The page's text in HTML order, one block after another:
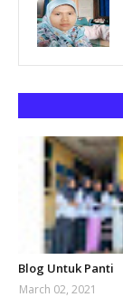
Blog Untuk Panti
March 02, 2021